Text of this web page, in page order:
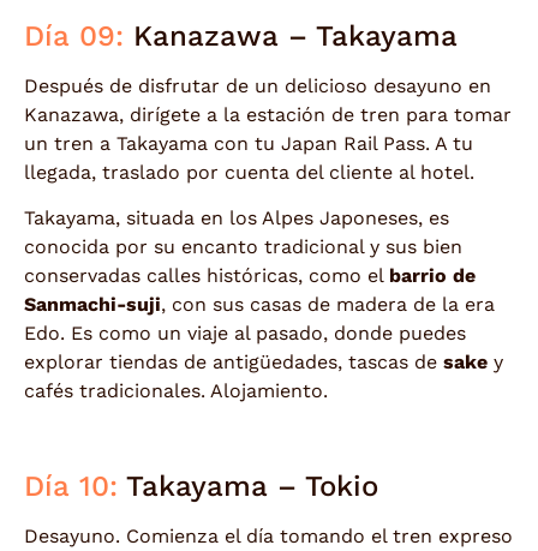
Día 09: Kanazawa – Takayama
Después de disfrutar de un delicioso desayuno en
Kanazawa, dirígete a la estación de tren para tomar
un tren a Takayama con tu Japan Rail Pass. A tu
llegada, traslado por cuenta del cliente al hotel.
Takayama, situada en los Alpes Japoneses, es
conocida por su encanto tradicional y sus bien
conservadas calles históricas, como el barrio de
Sanmachi-suji, con sus casas de madera de la era
Edo. Es como un viaje al pasado, donde puedes
explorar tiendas de antigüedades, tascas de sake y
cafés tradicionales. Alojamiento.
Día 10: Takayama – Tokio
Desayuno. Comienza el día tomando el tren expreso